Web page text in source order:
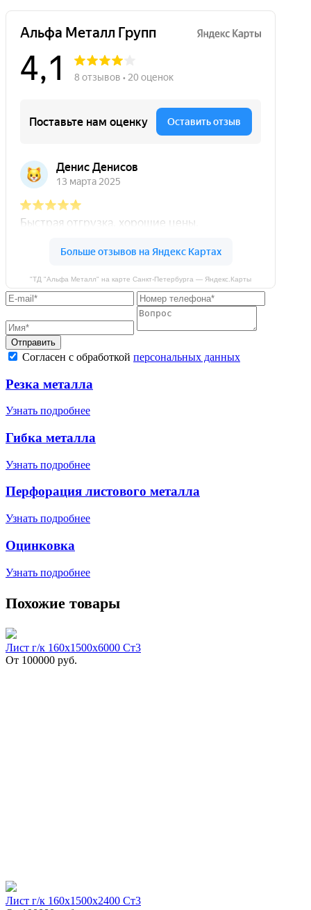
"ТД "Альфа Металл" на карте Санкт‑Петербурга — Яндекс.Карты
Отправить
Согласен с обработкой персональных данных
Резка металла
Узнать подробнее
Гибка металла
Узнать подробнее
Перфорация листового металла
Узнать подробнее
Оцинковка
Узнать подробнее
Похожие товары
Лист г/к 160х1500х6000 Ст3
От 100000 руб.
Лист г/к 160х1500х2400 Ст3